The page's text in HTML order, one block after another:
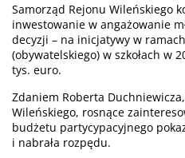
Samorząd Rejonu Wileńskiego
inwestowanie w angażowanie
decyzji – na inicjatywy w
(obywatelskiego) w szkołach w
tys. euro.
Zdaniem Roberta
Wileńskiego, rosnące
budżetu partycypacyjnego
i nabrała rozpędu.